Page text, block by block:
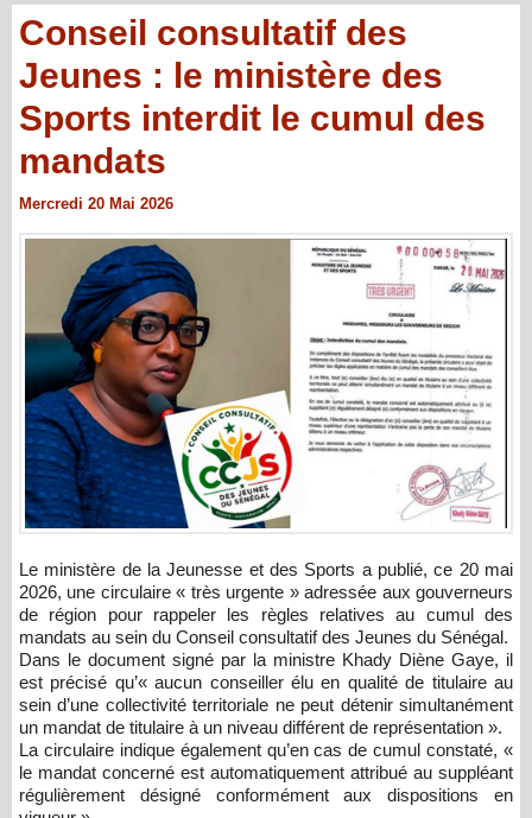
Conseil consultatif des
Jeunes : le ministère des
Sports interdit le cumul des
mandats
Mercredi 20 Mai 2026
Le ministère de la Jeunesse et des Sports a publié, ce 20 mai
2026, une circulaire « très urgente » adressée aux gouverneurs
de région pour rappeler les règles relatives au cumul des
mandats au sein du Conseil consultatif des Jeunes du Sénégal.
Dans le document signé par la ministre Khady Diène Gaye, il
est précisé qu’« aucun conseiller élu en qualité de titulaire au
sein d’une collectivité territoriale ne peut détenir simultanément
un mandat de titulaire à un niveau différent de représentation ».
La circulaire indique également qu’en cas de cumul constaté, «
le mandat concerné est automatiquement attribué au suppléant
régulièrement désigné conformément aux dispositions en